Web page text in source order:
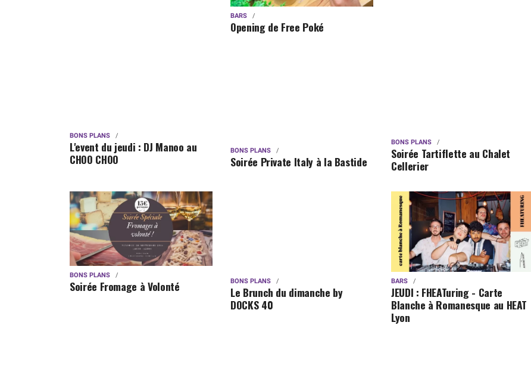
BARS
Opening de Free Poké
BONS PLANS
L'event du jeudi : DJ Manoo au
CHOO CHOO
BONS PLANS
Soirée Private Italy à la Bastide
BONS PLANS
Soirée Tartiflette au Chalet
Cellerier
BONS PLANS
Soirée Fromage à Volonté BONS PLANS
Le Brunch du dimanche by
DOCKS 40
BARS
JEUDI : FHEATuring - Carte
Blanche à Romanesque au HEAT
Lyon